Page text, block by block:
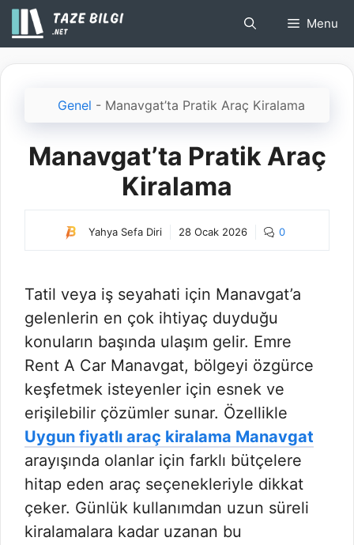
İçeriğe
atla
Menu
Genel - Manavgat’ta Pratik Araç Kiralama
Manavgat’ta Pratik Araç
Kiralama
Yahya Sefa Diri 28 Ocak 2026 0
Tatil veya iş seyahati için Manavgat’a
gelenlerin en çok ihtiyaç duyduğu
konuların başında ulaşım gelir. Emre
Rent A Car Manavgat, bölgeyi özgürce
keşfetmek isteyenler için esnek ve
erişilebilir çözümler sunar. Özellikle
Uygun fiyatlı araç kiralama Manavgat
arayışında olanlar için farklı bütçelere
hitap eden araç seçenekleriyle dikkat
çeker. Günlük kullanımdan uzun süreli
kiralamalara kadar uzanan bu